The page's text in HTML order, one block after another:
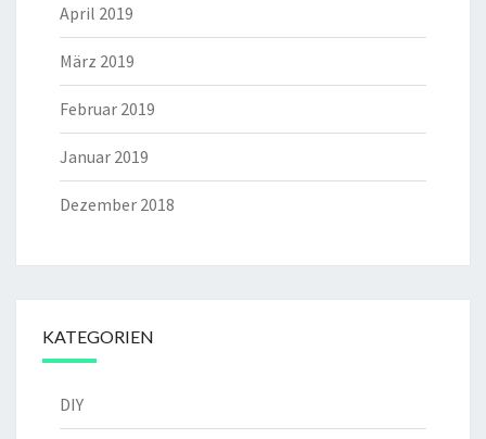
April 2019
März 2019
Februar 2019
Januar 2019
Dezember 2018
KATEGORIEN
DIY